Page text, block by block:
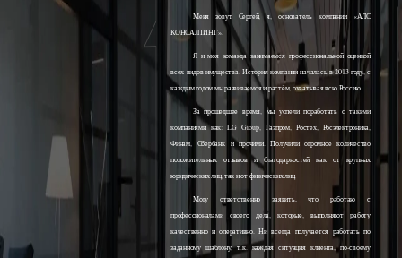
Меня зовут Сергей, я, основатель компании «АЛС
КОНСАЛТИНГ».
Я и моя команда занимаемся профессиональной оценкой
всех видов имущества. История компании началась в 2013 году, с
каждым годом мы развиваемся и растём, охватывая всю Россию.
За прошедшее время, мы успели поработать с такими
компаниями как: LG Group, Газпром, Ростех, Росэлектроника,
Финам, Сбербанк и прочими. Получили огромное количество
положительных отзывов и благодарностей как от крупных
юридических лиц, так и от физических лиц.
Могу ответственно заявить, что работаю с
профессионалами своего дела, которые, выполняют работу
качественно и оперативно. Ни всегда получается работать по
заданному шаблону, т.к. каждая ситуация клиента, по-своему